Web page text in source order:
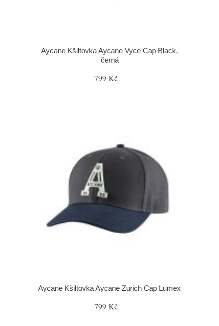
Aycane Kšiltovka Aycane Vyce Cap Black,
černá
799 Kč
Aycane Kšiltovka Aycane Zurich Cap Lumex
799 Kč